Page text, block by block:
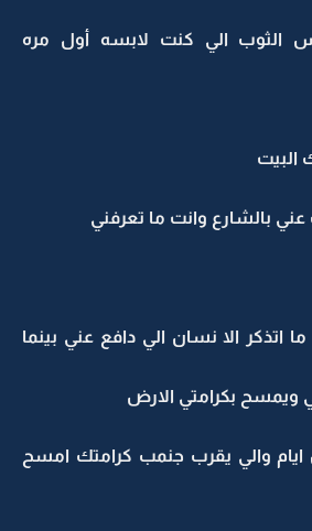
الثوب الي كنت لابسه أول مره
البيت
عني بالشارع وانت ما تعرفني
اتذكر الا نسان الي دافع عني بينما
ويمسح بكرامتي الارض
ايام والي يقرب جنمب كرامتك امسح